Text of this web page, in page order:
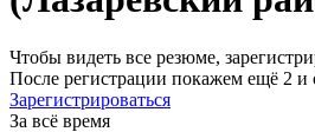
Чтобы видеть все резюме,
После регистрации покажем ещё 2 и
Зарегистрироваться
За всё время